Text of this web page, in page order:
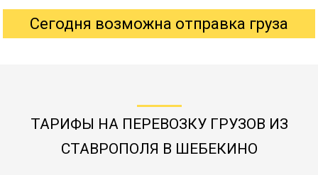
Сегодня возможна отправка груза
ТАРИФЫ НА ПЕРЕВОЗКУ ГРУЗОВ ИЗ
СТАВРОПОЛЯ В ШЕБЕКИНО